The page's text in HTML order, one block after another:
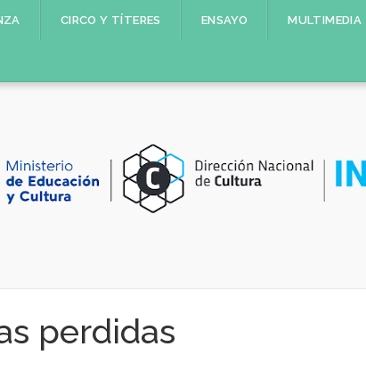
CIRCO Y TÍTERES ENSAYO MULTIMEDIA
perdidas